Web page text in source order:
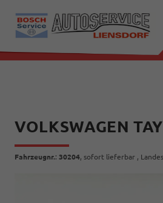
VOLKSWAGEN
Fahrzeugnr.: 30204, sofort lieferbar ,